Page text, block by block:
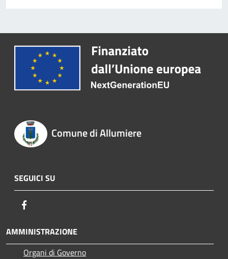
Comune di Allumiere
SEGUICI SU
AMMINISTRAZIONE
Organi di Governo